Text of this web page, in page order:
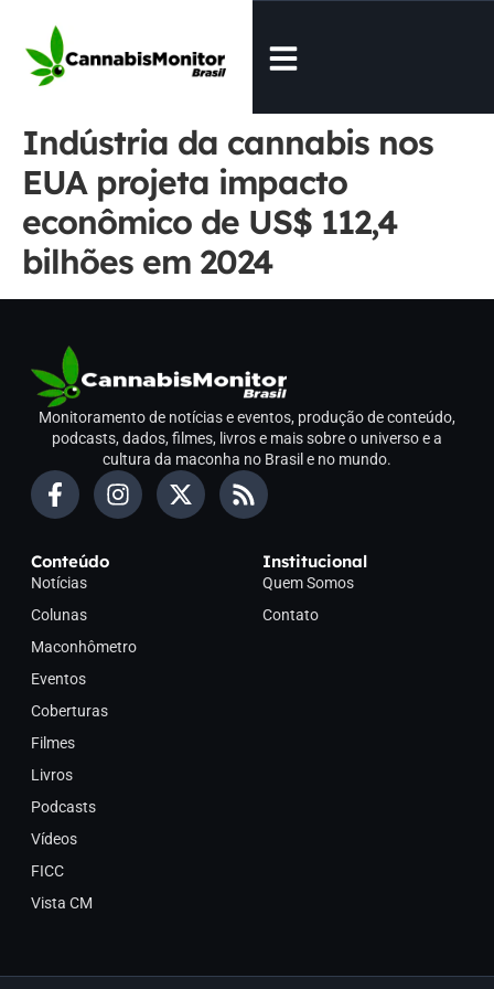
Indústria da cannabis nos
EUA projeta impacto
econômico de US$ 112,4
bilhões em 2024
Monitoramento de notícias e eventos, produção de conteúdo,
podcasts, dados, filmes, livros e mais sobre o universo e a
cultura da maconha no Brasil e no mundo.
Conteúdo
Notícias
Colunas
Maconhômetro
Eventos
Coberturas
Filmes
Livros
Podcasts
Vídeos
FICC
Vista CM
Institucional
Quem Somos
Contato